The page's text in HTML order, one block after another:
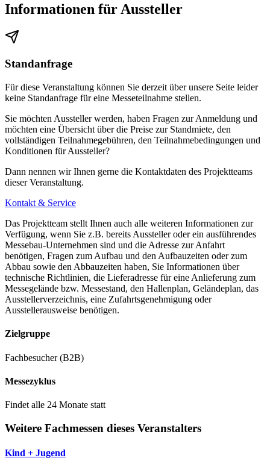
Aussteller- und Besucherparkplätzen. Die Parkplätze sind optimal
Ladestationen für Elektroautos
Im Umfeld der Koelnmesse stehen Ihnen öffentliche Ladestationen
zur Verfügung, die Standorte sind unter www.tanke-netzwerk.de
abrufbar.
Informationen für Aussteller
Standanfrage
Für diese Veranstaltung können Sie derzeit über unsere Seite leider
keine Standanfrage für eine Messeteilnahme stellen.
Sie möchten Aussteller werden, haben Fragen zur Anmeldung und
möchten eine Übersicht über die Preise zur Standmiete, den
vollständigen Teilnahmegebühren, den Teilnahmebedingungen und
Konditionen für Aussteller?
Dann nennen wir Ihnen gerne die Kontaktdaten des Projektteams
dieser Veranstaltung.
Kontakt & Service
Das Projektteam stellt Ihnen auch alle weiteren Informationen zur
Verfügung, wenn Sie z.B. bereits Aussteller oder ein ausführendes
Messebau-Unternehmen sind und die Adresse zur Anfahrt
benötigen, Fragen zum Aufbau und den Aufbauzeiten oder zum
Abbau sowie den Abbauzeiten haben, Sie Informationen über
technische Richtlinien, die Lieferadresse für eine Anlieferung zum
Messegelände bzw. Messestand, den Hallenplan, Geländeplan, das
Ausstellerverzeichnis, eine Zufahrtsgenehmigung oder
Ausstellerausweise benötigen.
Zielgruppe
Fachbesucher (B2B)
Messezyklus
Findet alle 24 Monate statt
Weitere Fachmessen dieses Veranstalters
Kind + Jugend